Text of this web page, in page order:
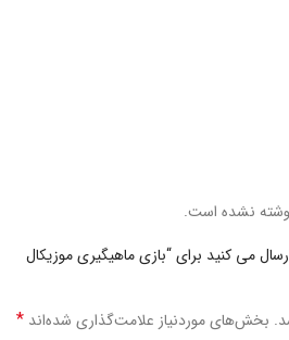
نشده است.
می کنید برای “بازی ماهیگیری موزیکال
بخش‌های موردنیاز علامت‌گذاری شده‌اند *